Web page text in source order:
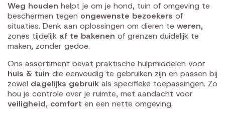
Weg houden helpt je om je hond, tuin of omgeving te
beschermen tegen ongewenste bezoekers of
situaties. Denk aan oplossingen om dieren te weren,
zones tijdelijk af te bakenen of grenzen duidelijk te
maken, zonder gedoe.
Ons assortiment bevat praktische hulpmiddelen voor
huis & tuin die eenvoudig te gebruiken zijn en passen bij
zowel dagelijks gebruik als specifieke toepassingen. Zo
hou je controle over je ruimte, met aandacht voor
veiligheid, comfort en een nette omgeving.